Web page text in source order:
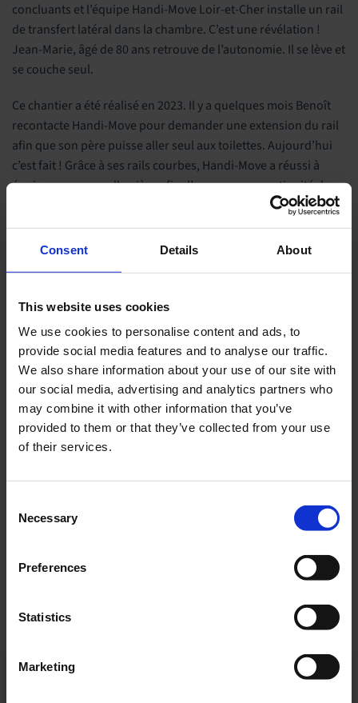
Consent Details About
This website uses cookies
We use cookies to personalise content and ads, to
provide social media features and to analyse our traffic.
We also share information about your use of our site with
our social media, advertising and analytics partners who
may combine it with other information that you’ve
provided to them or that they’ve collected from your use
of their services.
Selection
Necessary
Preferences
Statistics
Marketing
Le père de Benoît, Loir-et-Cher
concluants et l’équipe Handi-Move Loir-et-Cher installe un rail
de transfert latéral dans la chambre. C’est une révélation !
Jean-Marie, âgé de 80 ans retrouve de l’autonomie. Il se lève et
se couche seul.
Ce chantier a été réalisé en 2023. Il y a quelques mois Benoît
recontacte Handi-Move pour demander une extension du rail
afin que son père puisse aller seul aux toilettes. Aujourd’hui
c’est fait ! Grâce à ses rails courbes, Handi-Move a réussi à
équiper une nouvelle pièce afin d’assurer une continuité de
transfert. Pour Benoît aussi c’est un soulagement car son père
ne tombe plus en essayant de se transférer seul et les aidants
n’ont plus d’efforts à faire pour le porter.
Veuillez accepter les cookies de marketing pour regarder cette